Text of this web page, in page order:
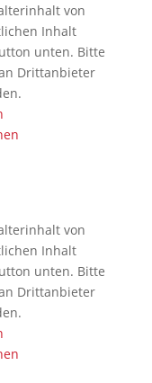
von
Inhalt
unten. Bitte
Drittanbieter
von
Inhalt
unten. Bitte
Drittanbieter